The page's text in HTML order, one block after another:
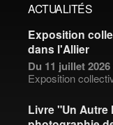
ACTUALITÉS
Exposition
dans l'Allier
Du 11 juillet
Exposition
Livre "Un Autre